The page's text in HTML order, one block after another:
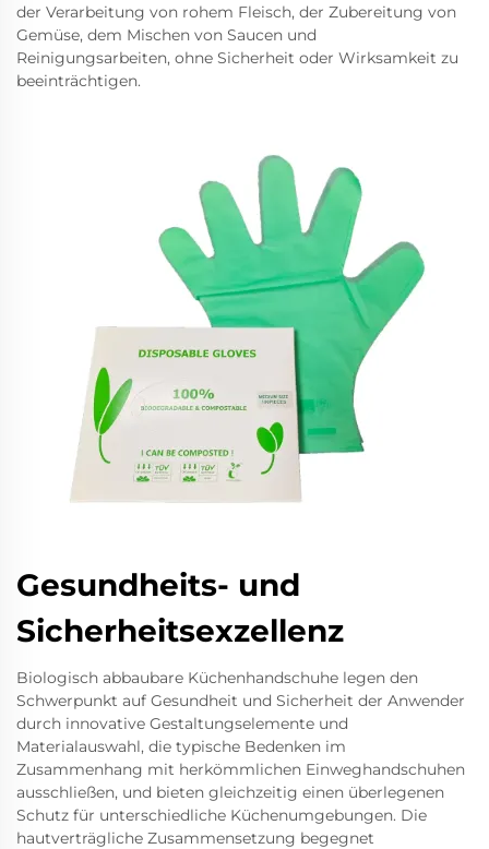
der Verarbeitung von rohem Fleisch, der Zubereitung von
Gemüse, dem Mischen von Saucen und
Reinigungsarbeiten, ohne Sicherheit oder Wirksamkeit zu
beeinträchtigen.
Gesundheits- und
Sicherheitsexzellenz
Biologisch abbaubare Küchenhandschuhe legen den
Schwerpunkt auf Gesundheit und Sicherheit der Anwender
durch innovative Gestaltungselemente und
Materialauswahl, die typische Bedenken im
Zusammenhang mit herkömmlichen Einweghandschuhen
ausschließen, und bieten gleichzeitig einen überlegenen
Schutz für unterschiedliche Küchenumgebungen. Die
hautverträgliche Zusammensetzung begegnet